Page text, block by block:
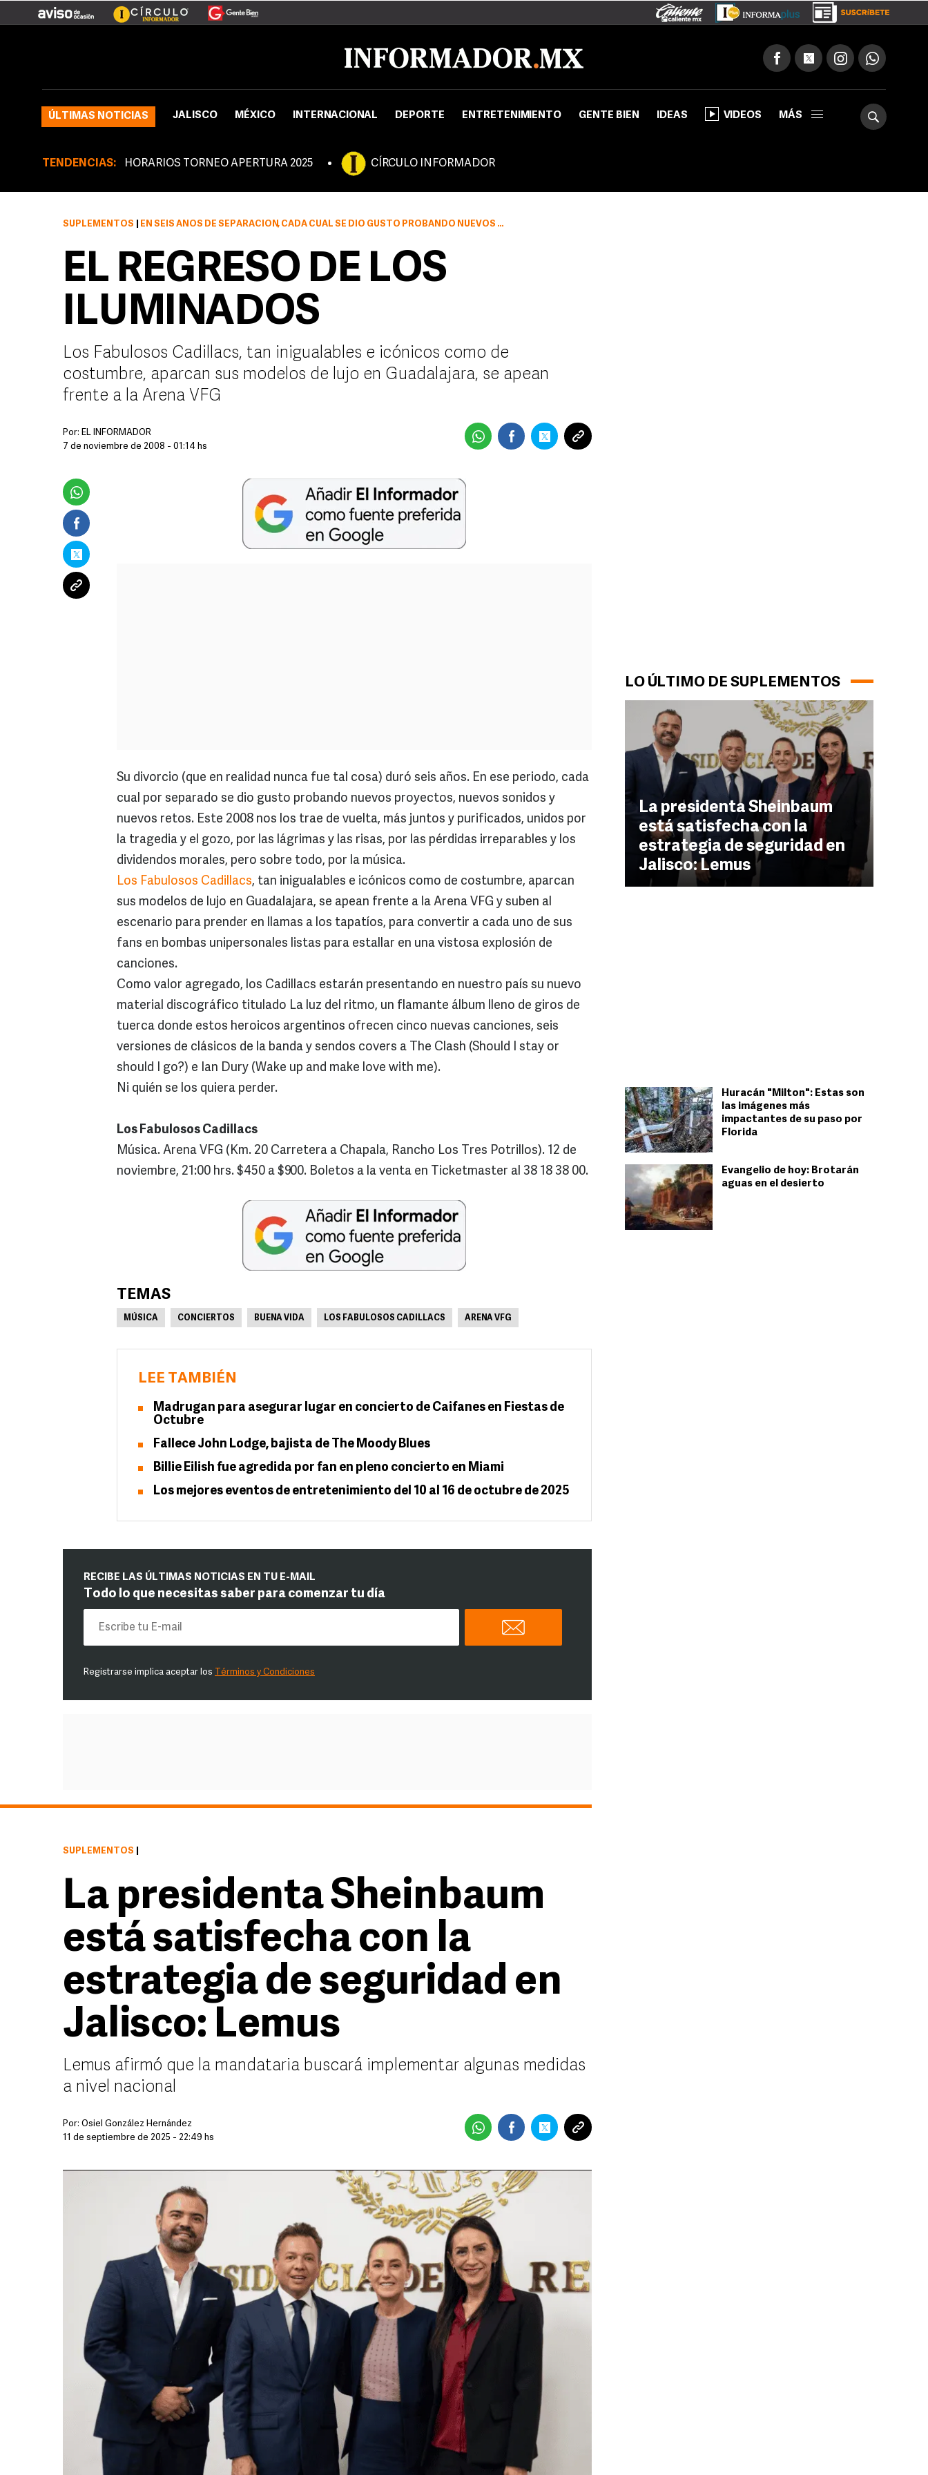
ÚLTIMAS NOTICIAS JALISCO MÉXICO INTERNACIONAL DEPORTE ENTRETENIMIENTO GENTE BIEN IDEAS VIDEOS MÁS
TENDENCIAS: HORARIOS TORNEO APERTURA 2025 CÍRCULO INFORMADOR
LO ÚLTIMO DE SUPLEMENTOS
La presidenta Sheinbaum
está satisfecha con la
estrategia de seguridad en
Jalisco: Lemus
Huracán "Milton": Estas son
las imágenes más
impactantes de su paso por
Florida
Evangelio de hoy: Brotarán
aguas en el desierto
SUPLEMENTOS EN SEIS AÑOS DE SEPARACIÓN, CADA CUAL SE DIO GUSTO PROBANDO NUEVOS PROYECTOS, SONIDOS Y RETOS
EL REGRESO DE LOS
ILUMINADOS
Los Fabulosos Cadillacs, tan inigualables e icónicos como de
costumbre, aparcan sus modelos de lujo en Guadalajara, se apean
frente a la Arena VFG
Por: EL INFORMADOR
7 de noviembre de 2008 - 01:14 hs
Su divorcio (que en realidad nunca fue tal cosa) duró seis años. En ese periodo, cada
cual por separado se dio gusto probando nuevos proyectos, nuevos sonidos y
nuevos retos. Este 2008 nos los trae de vuelta, más juntos y purificados, unidos por
la tragedia y el gozo, por las lágrimas y las risas, por las pérdidas irreparables y los
dividendos morales, pero sobre todo, por la música.
Los Fabulosos Cadillacs, tan inigualables e icónicos como de costumbre, aparcan
sus modelos de lujo en Guadalajara, se apean frente a la Arena VFG y suben al
escenario para prender en llamas a los tapatíos, para convertir a cada uno de sus
fans en bombas unipersonales listas para estallar en una vistosa explosión de
canciones.
Como valor agregado, los Cadillacs estarán presentando en nuestro país su nuevo
material discográfico titulado La luz del ritmo, un flamante álbum lleno de giros de
tuerca donde estos heroicos argentinos ofrecen cinco nuevas canciones, seis
versiones de clásicos de la banda y sendos covers a The Clash (Should I stay or
should I go?) e Ian Dury (Wake up and make love with me).
Ni quién se los quiera perder.
Los Fabulosos Cadillacs
Música. Arena VFG (Km. 20 Carretera a Chapala, Rancho Los Tres Potrillos). 12 de
noviembre, 21:00 hrs. $450 a $900. Boletos a la venta en Ticketmaster al 38 18 38 00.
TEMAS
MÚSICA CONCIERTOS BUENA VIDA LOS FABULOSOS CADILLACS ARENA VFG
LEE TAMBIÉN
Madrugan para asegurar lugar en concierto de Caifanes en Fiestas de
Octubre
Fallece John Lodge, bajista de The Moody Blues
Billie Eilish fue agredida por fan en pleno concierto en Miami
Los mejores eventos de entretenimiento del 10 al 16 de octubre de 2025
RECIBE LAS ÚLTIMAS NOTICIAS EN TU E-MAIL
Todo lo que necesitas saber para comenzar tu día
Registrarse implica aceptar los Términos y Condiciones
SUPLEMENTOS
La presidenta Sheinbaum
está satisfecha con la
estrategia de seguridad en
Jalisco: Lemus
Lemus afirmó que la mandataria buscará implementar algunas medidas
a nivel nacional
Por: Osiel González Hernández
11 de septiembre de 2025 - 22:49 hs